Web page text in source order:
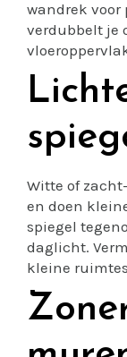
wandrek voor
verdubbelt je
Witte of
en doen
spiegel
daglicht.
kleine